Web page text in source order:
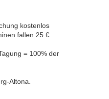
kostenlos
fallen 25 €
= 100% der
Altona.